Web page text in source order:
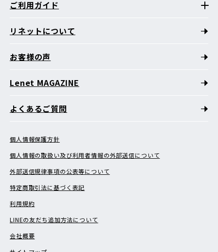
ご利用ガイド
リネットについて
お客様の声
Lenet MAGAZINE
よくあるご質問
個人情報保護方針
個人情報の取扱い及び利用者情報の外部送信について
外部送信規律事項の公表等について
特定商取引法に基づく表記
利用規約
LINEの友だち追加方法について
会社概要